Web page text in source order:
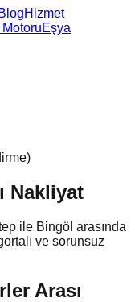
BlogHizmet
Eşya
Nakliyat
ile Bingöl arasında
ve sorunsuz
Arası